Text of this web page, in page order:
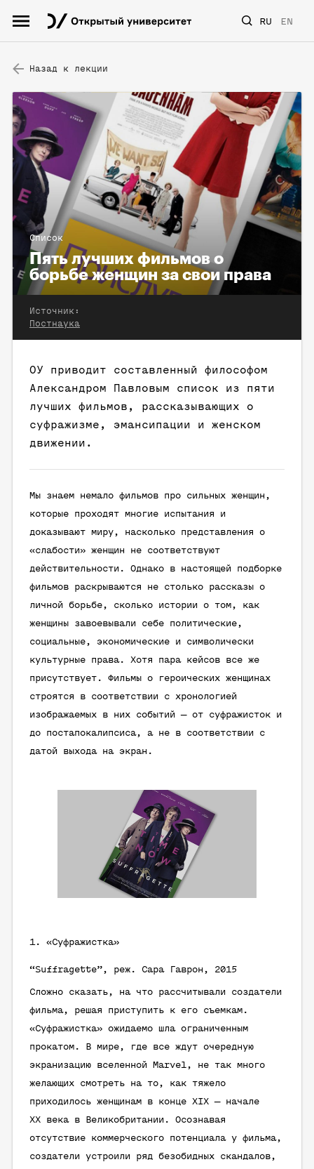
RU EN
Назад к лекции
Список
Пять лучших фильмов о
борьбе женщин за свои права
Источник:
Постнаука
ОУ приводит составленный философом
Александром Павловым список из пяти
лучших фильмов, рассказывающих о
суфражизме, эмансипации и женском
движении.
Мы знаем немало фильмов про сильных женщин,
которые проходят многие испытания и
доказывают миру, насколько представления о
«слабости» женщин не соответствуют
действительности. Однако в настоящей подборке
фильмов раскрываются не столько рассказы о
личной борьбе, сколько истории о том, как
женщины завоевывали себе политические,
социальные, экономические и символически
культурные права. Хотя пара кейсов все же
присутствует. Фильмы о героических женщинах
строятся в соответствии с хронологией
изображаемых в них событий — от суфражисток и
до постапокалипсиса, а не в соответствии с
датой выхода на экран.
1. «Суфражистка»
“Suffragette”, реж. Сара Гаврон, 2015
Сложно сказать, на что рассчитывали создатели
фильма, решая приступить к его съемкам.
«Суфражистка» ожидаемо шла ограниченным
прокатом. В мире, где все ждут очередную
экранизацию вселенной Marvel, не так много
желающих смотреть на то, как тяжело
приходилось женщинам в конце XIX — начале
ХХ века в Великобритании. Осознавая
отсутствие коммерческого потенциала у фильма,
создатели устроили ряд безобидных скандалов,